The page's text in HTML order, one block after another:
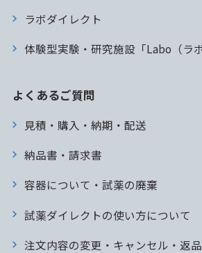
ラボダイレクト
体験型実験・研究施設「Labo（ラボ
よくあるご質問
見積・購入・納期・配送
納品書・請求書
容器について・試薬の廃棄
試薬ダイレクトの使い方について
注文内容の変更・キャンセル・返品